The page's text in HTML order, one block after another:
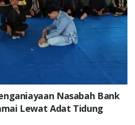
Nasabah Bank
Lewat Adat Tidung